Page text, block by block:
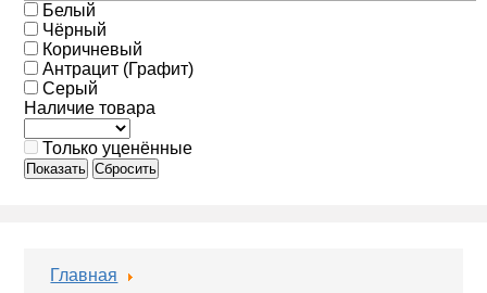
Белый
Чёрный
Коричневый
Антрацит (Графит)
Серый
Наличие товара
Только уценённые
Показать Сбросить
Главная